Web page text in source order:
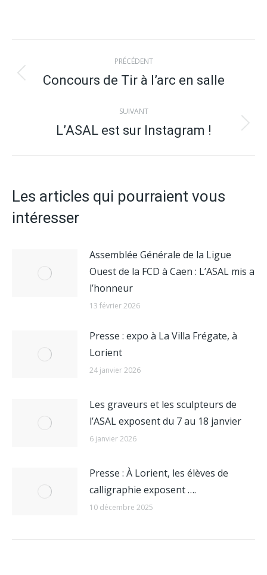
Navigation
article
PRÉCÉDENT
Article
:
Concours de Tir à l’arc en salle
SUIVANT
Article
L’ASAL est sur Instagram !
Les articles qui pourraient vous
intéresser
Assemblée Générale de la Ligue
Ouest de la FCD à Caen : L’ASAL mis a
l’honneur
13 février 2026
Presse : expo à La Villa Frégate, à
Lorient
24 janvier 2026
Les graveurs et les sculpteurs de
l’ASAL exposent du 7 au 18 janvier
6 janvier 2026
Presse : À Lorient, les élèves de
calligraphie exposent ….
10 décembre 2025